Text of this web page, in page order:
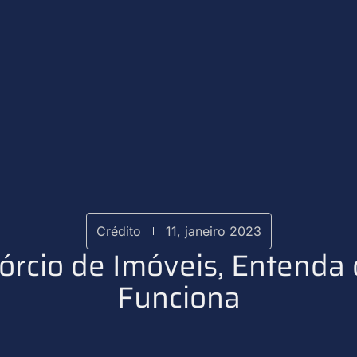
Crédito 11, janeiro 2023
de Imóveis, Entenda
Funciona